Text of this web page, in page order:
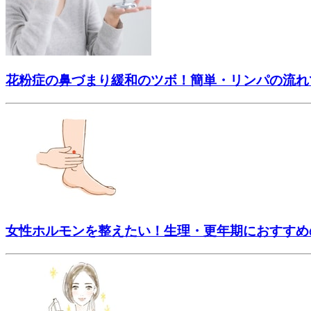
花粉症の鼻づまり緩和のツボ！簡単・リンパの流
女性ホルモンを整えたい！生理・更年期におすす